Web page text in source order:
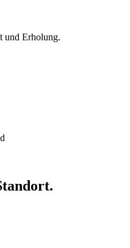
und Erholung.